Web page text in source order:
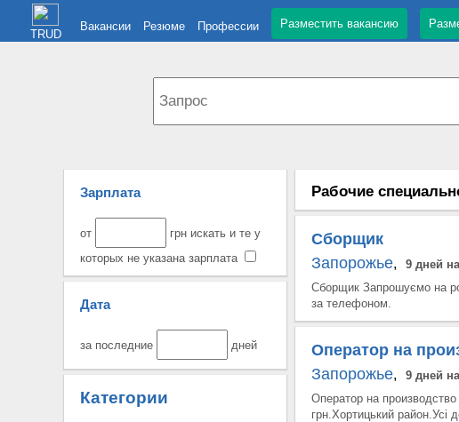
TRUD
Вакансии Резюме Профессии Разместить вакансию
Зарплата
от
грн искать и те у
которых не указана зарплата
Дата
за последние дней
Категории
Рабочие
Сборщик
Запорожье,
9 дней
Сборщик Запрошуємо на
за телефоном.
Оператор на
Запорожье,
9 дней
Оператор на
грн.Хортицький район.Усі